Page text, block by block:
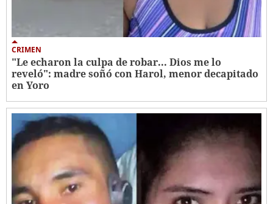
CRIMEN
"Le echaron la culpa de robar... Dios me lo
reveló": madre soñó con Harol, menor decapitado
en Yoro